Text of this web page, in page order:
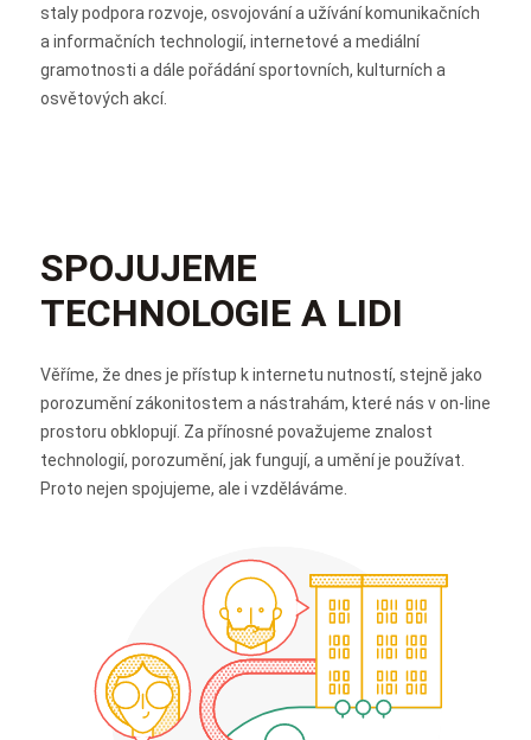
staly podpora rozvoje, osvojování a užívání komunikačních
a informačních technologií, internetové a mediální
gramotnosti a dále pořádání sportovních, kulturních a
osvětových akcí.
SPOJUJEME
TECHNOLOGIE A LIDI
Věříme, že dnes je přístup k internetu nutností, stejně jako
porozumění zákonitostem a nástrahám, které nás v on-line
prostoru obklopují. Za přínosné považujeme znalost
technologií, porozumění, jak fungují, a umění je používat.
Proto nejen spojujeme, ale i vzděláváme.